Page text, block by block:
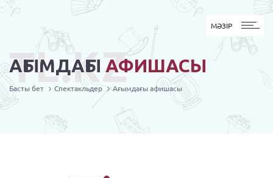
MӘЗІР
МӘЗІР
АҒЫМДАҒЫ АФИШАСЫ
TL.KZ
Басты бет Спектакльдер Ағымдағы афишасы